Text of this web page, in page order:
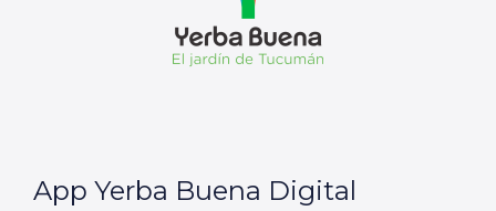
App Yerba Buena Digital